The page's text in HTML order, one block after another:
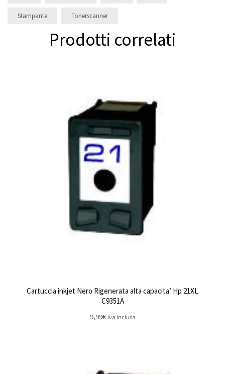
Stampante Tonerscanner
Prodotti correlati
Cartuccia inkjet Nero Rigenerata alta capacita’ Hp 21XL
C9351A
9,99€ iva inclusa